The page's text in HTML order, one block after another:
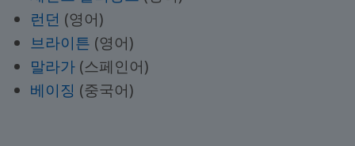
런던 (영어)
브라이튼 (영어)
말라가 (스페인어)
베이징 (중국어)